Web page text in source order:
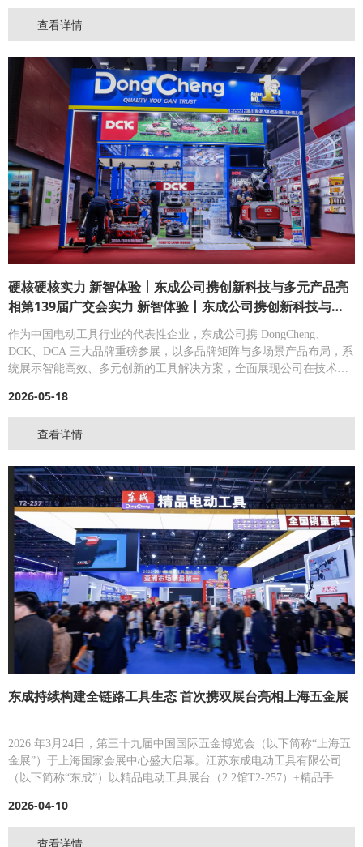
查看详情
硬核硬核实力 新智体验丨东成公司携创新科技与多元产品亮
相第139届广交会实力 新智体验丨东成公司携创新科技与多
元产品亮相第139届广交会
作为中国电动工具行业的代表性企业，东成公司携 DongCheng、
DCK、DCA 三大品牌重磅参展，以多品牌矩阵与多场景产品布局，系
统展示智能高效、多元创新的工具解决方案，全面展现公司在技术创
2026-05-18
查看详情
东成持续构建全链路工具生态 首次携双展台亮相上海五金展
2026 年3月24日，第三十九届中国国际五金博览会（以下简称“上海五
金展”）于上海国家会展中心盛大启幕。江苏东成电动工具有限公司
（以下简称“东成”）以精品电动工具展台（2.2馆T2-257）+精品手动
成、DCA品牌再度集体亮相。
2026-04-10
查看详情